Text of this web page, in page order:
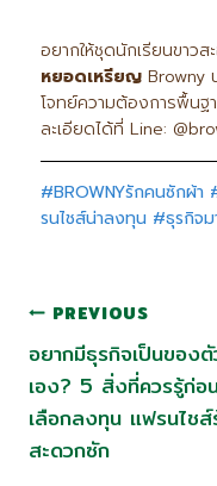
อยากให้ชุดนักเรียนขาวส
หยอดเหรียญ Browny
โจทย์ความต้องการพื้น
ละเอียดได้ที่ Line:
#BROWNYรักคนซักผ้า
รนไชส์น่าลงทุน #ธุรกิจม
PREVIOUS
อยากมีธุรกิจเป็นของ
เอง? 5 สิ่งที่ควรรู้ก่อ
เลือกลงทุน แฟรนไชส์
สะดวกซัก